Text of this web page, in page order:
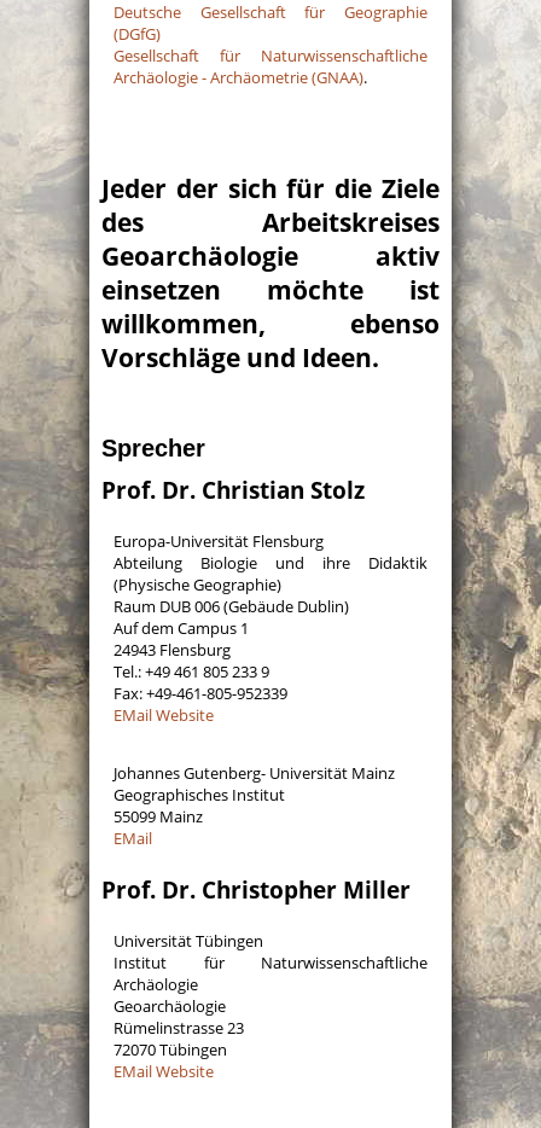
Deutsche Gesellschaft für Geographie
(DGfG)
Gesellschaft für Naturwissenschaftliche
Archäologie - Archäometrie (GNAA).
Jeder der sich für die Ziele
des Arbeitskreises
Geoarchäologie aktiv
einsetzen möchte ist
willkommen, ebenso
Vorschläge und Ideen.
Sprecher
Prof. Dr. Christian Stolz
Europa-Universität Flensburg
Abteilung Biologie und ihre Didaktik
(Physische Geographie)
Raum DUB 006 (Gebäude Dublin)
Auf dem Campus 1
24943 Flensburg
Tel.: +49 461 805 233 9
Fax: +49-461-805-952339
EMailWebsite
Johannes Gutenberg- Universität Mainz
Geographisches Institut
55099 Mainz
EMail
Prof. Dr. Christopher Miller
Universität Tübingen
Institut für Naturwissenschaftliche
Archäologie
Geoarchäologie
Rümelinstrasse 23
72070 Tübingen
EMailWebsite